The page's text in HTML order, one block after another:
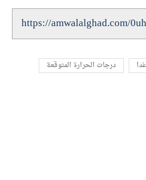
https://amwalalghad.com/
درجات الحرارة المتوقعة